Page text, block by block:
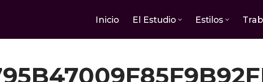
Inicio El Estudio Estilos